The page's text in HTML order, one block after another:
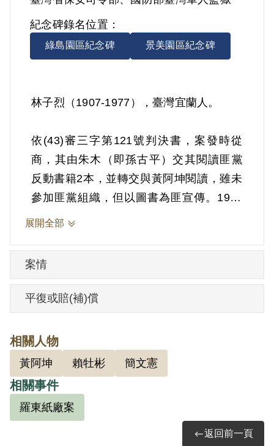
紀念碑錄名位置：
綠島園區紀念碑 景美園區紀念碑
林子烈（1907-1977），臺灣宜蘭人。
依(43)審三字第121號判決書，案發時從
商，其由朱木（即孫古平）交其閱讀匪黨
反動書籍2本，並轉交與黃阿坤閱讀，雖未
參加匪黨組織，但以圖書為匪宣傳。1952
年9月1日被羈押。1954年經臺灣省保安司
圖書、演說為有利於叛徒之宣傳」判處有
期徒刑7年。1959年8月31日刑期結束，9
月1日開釋。
請，2002年5月經第2屆第18次董監事會審
核通過予以補償。補償理由為原判決認定
其以圖書為有利於叛徒之宣傳，係以其之
自白及另案被告黃阿坤之供述為據。惟原
判決對黃阿坤所交付之「綜合文摘」未見
展開全部
案情
平復或賠(補)償
相關人物
黃阿坤 賴牡彬 簡文憲
相關事件
羅東紙廠案
返回前一頁